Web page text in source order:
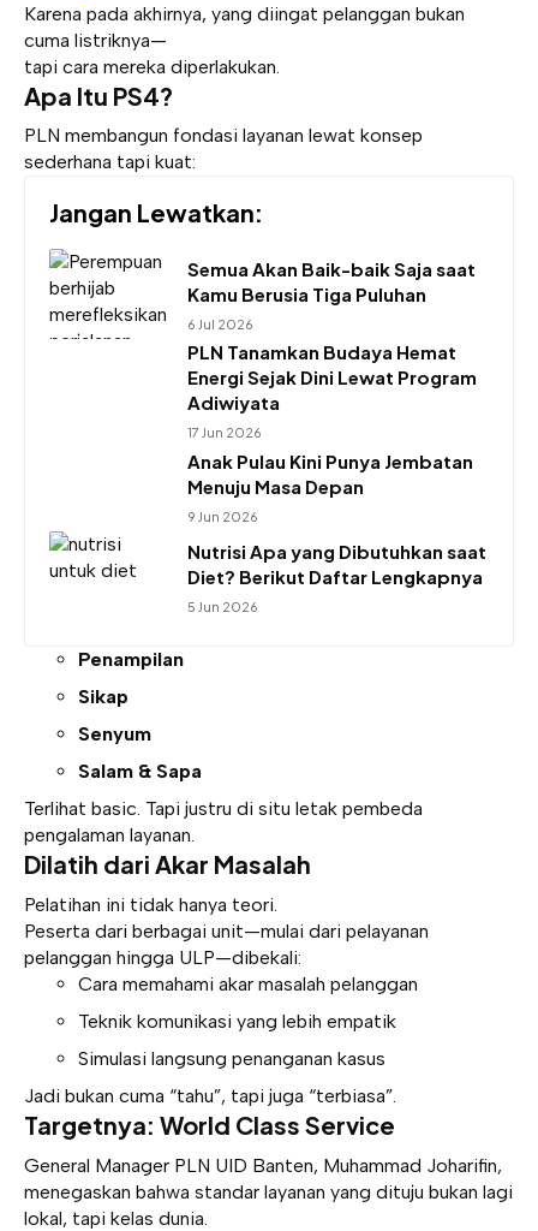
Karena pada akhirnya, yang diingat pelanggan bukan
cuma listriknya—
tapi cara mereka diperlakukan.
Apa Itu PS4?
PLN membangun fondasi layanan lewat konsep
sederhana tapi kuat:
Jangan Lewatkan:
Semua Akan Baik-baik Saja saat
Kamu Berusia Tiga Puluhan
6 Jul 2026
PLN Tanamkan Budaya Hemat
Energi Sejak Dini Lewat Program
Adiwiyata
17 Jun 2026
Anak Pulau Kini Punya Jembatan
Menuju Masa Depan
9 Jun 2026
Nutrisi Apa yang Dibutuhkan saat
Diet? Berikut Daftar Lengkapnya
5 Jun 2026
Penampilan
Sikap
Senyum
Salam & Sapa
Terlihat basic. Tapi justru di situ letak pembeda
pengalaman layanan.
Dilatih dari Akar Masalah
Pelatihan ini tidak hanya teori.
Peserta dari berbagai unit—mulai dari pelayanan
pelanggan hingga ULP—dibekali:
Cara memahami akar masalah pelanggan
Teknik komunikasi yang lebih empatik
Simulasi langsung penanganan kasus
Jadi bukan cuma “tahu”, tapi juga “terbiasa”.
Targetnya: World Class Service
General Manager PLN UID Banten, Muhammad Joharifin,
menegaskan bahwa standar layanan yang dituju bukan lagi
lokal, tapi kelas dunia.